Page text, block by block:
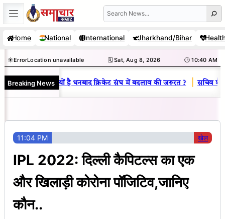
Skip
to
content
Search
Home National International Jharkhand/Bihar
☀️ErrorLocation unavailable 🗓️ Sat, Aug 8, 2026 🕒 10:40 AM
Breaking News
राज : जानें क्यों है धनबाद क्रिकेट संघ में बदलाव की जरूरत ? | सचिव
11:04 PM खेल
IPL 2022: दिल्ली कैपिटल्स का एक
और खिलाड़ी कोरोना पॉजिटिव,जानिए
कौन..